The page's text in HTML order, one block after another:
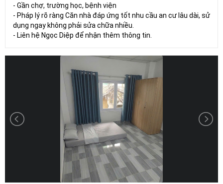
- Gần chợ, trường học, bệnh viện
- Pháp lý rõ ràng Căn nhà đáp ứng tốt nhu cầu an cư lâu dài, sử
dụng ngay không phải sửa chữa nhiều.
- Liên hệ Ngọc Diệp để nhận thêm thông tin.